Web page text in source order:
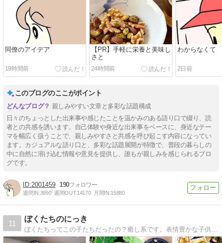
同僚のアイデア
19時間前
【PR】手軽に栄養と美味し
さと
24時間前
わからなくて
2日前
このブログのここがポイント
親しみやすい文章と多彩な話題構成
日々のちょっとした出来事や感じたことを温かみのある語り口で綴り、読
者との共感を誘います。自己体験や身近な出来事をベースに、身近なテー
マを幅広く扱うことで、親しみやすさと共感を呼び起こす内容になってい
ます。カジュアルな語り口と、多彩な話題展開が特徴で、普段の暮らしの
中に自然に溶け込む情報や意見を提供し、誰もが親しみを感じられるブロ
グです。
2001459 190
週間IN:3990 週間OUT:14170 月間IN:15880
11
ぼくたちのにっき
ぼくたちってこの子たちだったの？癒し系です。表情豊かな子供達。北海道・千葉・岐阜・香川・奈良などのロケもあります。どうぞ遊びに来てください。